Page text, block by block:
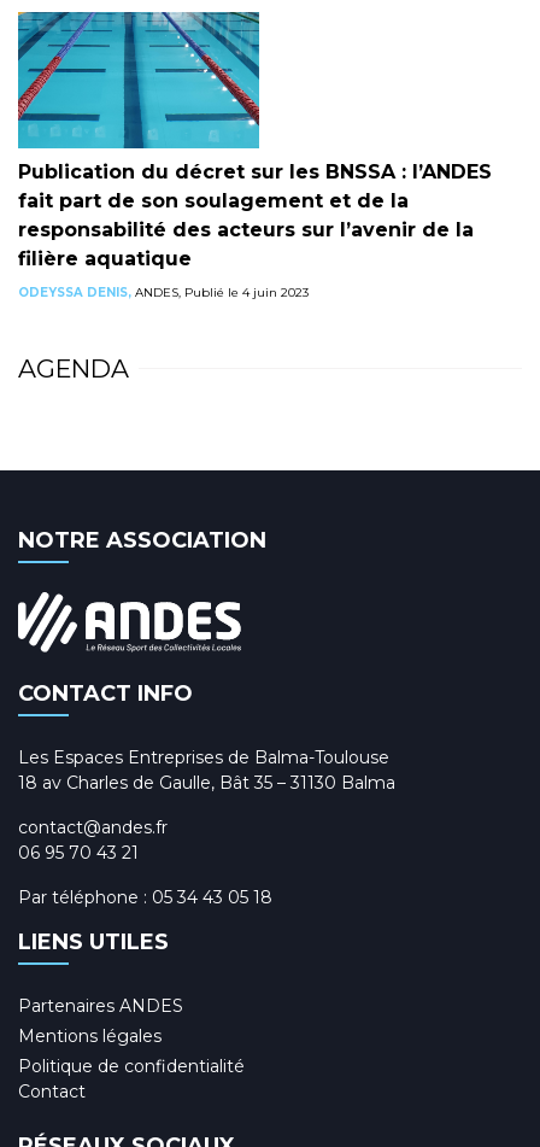
Publication du décret sur les BNSSA : l’ANDES
fait part de son soulagement et de la
responsabilité des acteurs sur l’avenir de la
filière aquatique
ODEYSSA DENIS, ANDES, Publié le 4 juin 2023
AGENDA
NOTRE ASSOCIATION
CONTACT INFO
Les Espaces Entreprises de Balma-Toulouse
18 av Charles de Gaulle, Bât 35 – 31130 Balma
contact@andes.fr
06 95 70 43 21
Par téléphone : 05 34 43 05 18
LIENS UTILES
Partenaires ANDES
Mentions légales
Politique de confidentialité
Contact